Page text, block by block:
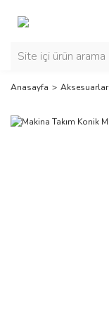
Anasayfa Aksesuarlar